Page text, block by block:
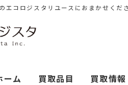
エコロジスタリユースにおまかせくだ
ーム 買取品目 買取情報